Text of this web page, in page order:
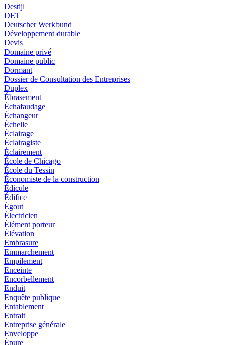
Destijl
DET
Deutscher Werkbund
Développement durable
Devis
Domaine privé
Domaine public
Dormant
Dossier de Consultation des Entreprises
Duplex
Ébrasement
Échafaudage
Échangeur
Échelle
Éclairage
Éclairagiste
Éclairement
École de Chicago
École du Tessin
Économiste de la construction
Édicule
Édifice
Égout
Électricien
Élément porteur
Élévation
Embrasure
Emmarchement
Empilement
Enceinte
Encorbellement
Enduit
Enquête publique
Entablement
Entrait
Entreprise générale
Enveloppe
Épure